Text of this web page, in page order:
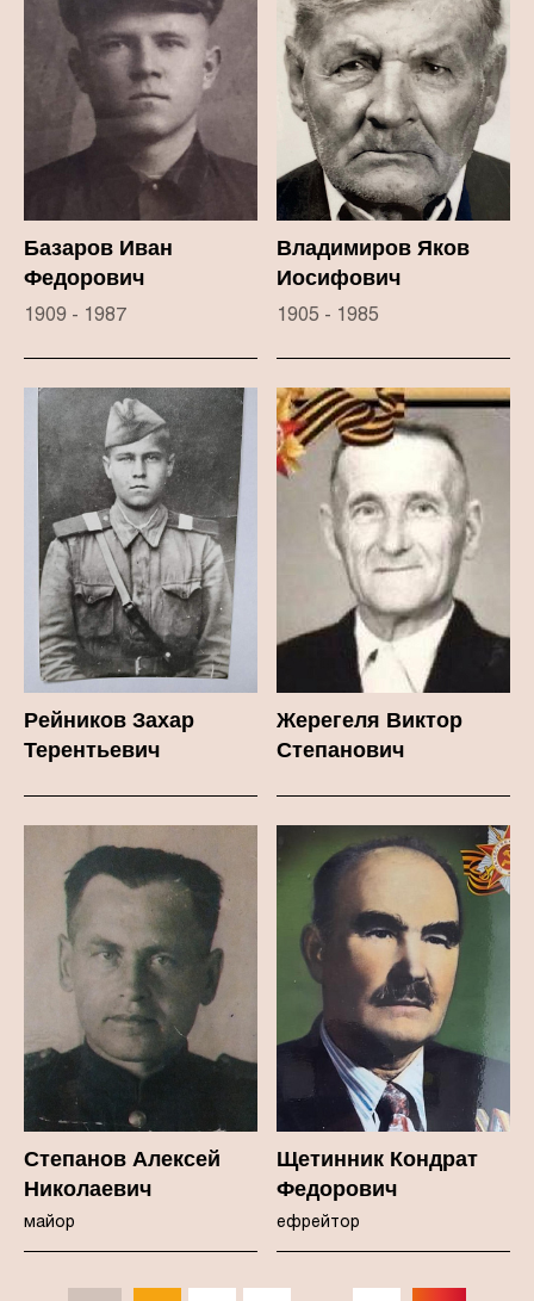
Базаров Иван
Федорович
1909 - 1987
Владимиров Яков
Иосифович
1905 - 1985
Рейников Захар
Терентьевич
Жерегеля Виктор
Степанович
Степанов Алексей
Николаевич
майор
Щетинник Кондрат
Федорович
ефрейтор